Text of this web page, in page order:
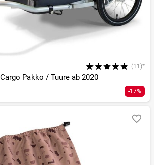
(11)*
Pakko / Tuure ab 2020
-17%